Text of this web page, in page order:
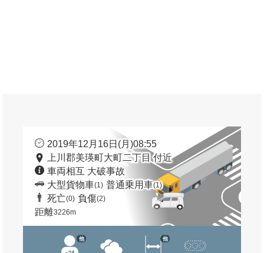
2019年12月16日(月)08:55
上川郡美瑛町大町二丁目 付近
車両相互 大破事故
大型貨物車(1) 普通乗用車(1)
死亡(0) 負傷(2)
距離3226m
他 他